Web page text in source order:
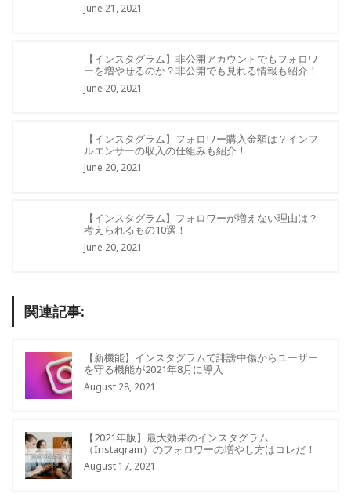
June 21, 2021
【インスタグラム】非公開アカウントでもフォロワ
ーを増やせるのか？非公開でも見れる情報も紹介！
June 20, 2021
【インスタグラム】フォロワー購入金額は？インフ
ルエンサーの収入の仕組みも紹介！
June 20, 2021
【インスタグラム】フォロワーが増えない理由は？
考えられるもの10選！
June 20, 2021
関連記事:
【新機能】インスタグラムで誹謗中傷からユーザー
を守る機能が2021年8月に導入
August 28, 2021
【2021年版】最大効果のインスタグラム
（Instagram）のフォロワーの増やし方はコレだ！
August 17, 2021